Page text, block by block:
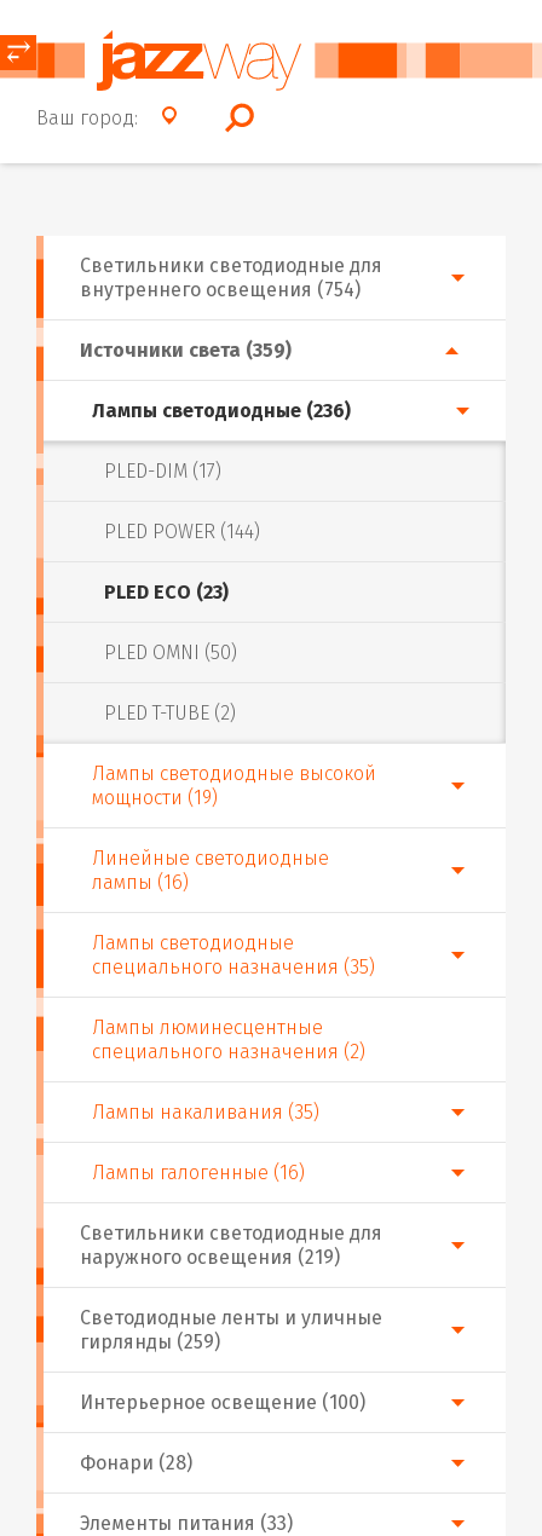
Ваш город:
⥂
Фонари (28)
Интерьерное освещение (100)
Источники света (359)
Лампы светодиодные (236)
PLED-DIM (17)
PLED POWER (144)
PLED ECO (23)
PLED OMNI (50)
PLED T-TUBE (2)
Лампы светодиодные высокой
мощности (19)
Линейные светодиодные
лампы (16)
Лампы светодиодные
специального назначения (35)
Лампы люминесцентные
специального назначения (2)
Лампы накаливания (35)
Лампы галогенные (16)
Светодиодные ленты и уличные
гирлянды (259)
Светильники светодиодные для
внутреннего освещения (754)
Светильники светодиодные для
наружного освещения (219)
Элементы питания (33)